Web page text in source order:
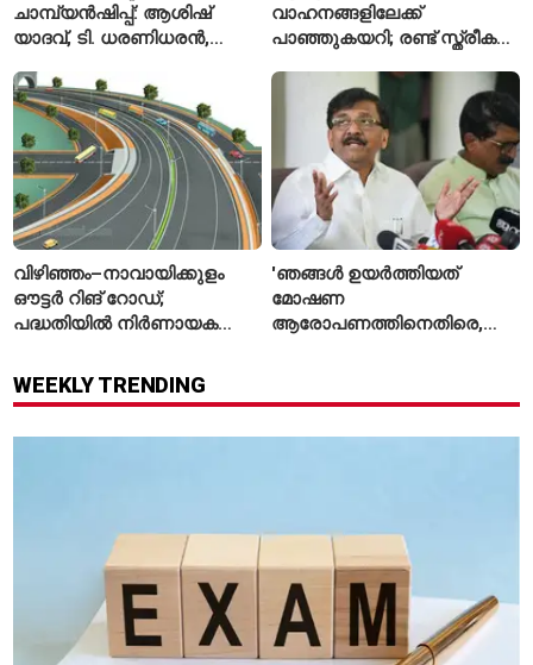
ചാമ്പ്യൻഷിപ്പ്: ആശിഷ്
യാദവ്, ടി. ധരണിധരൻ,
ഫൈനലിൽ
വാഹനങ്ങളിലേക്ക്
പാഞ്ഞുകയറി; രണ്ട് സ്ത്രീകൾ
വിഴിഞ്ഞം–നാവായിക്കുളം
ഔട്ടർ റിങ് റോഡ്;
പദ്ധതിയിൽ നിർണായക
വിശദീകരണം
'ഞങ്ങൾ ഉയർത്തിയത്
മോഷണ
ആരോപണത്തിനെതിരെ,
സഞ്ജയ് റാവത്ത്
WEEKLY TRENDING